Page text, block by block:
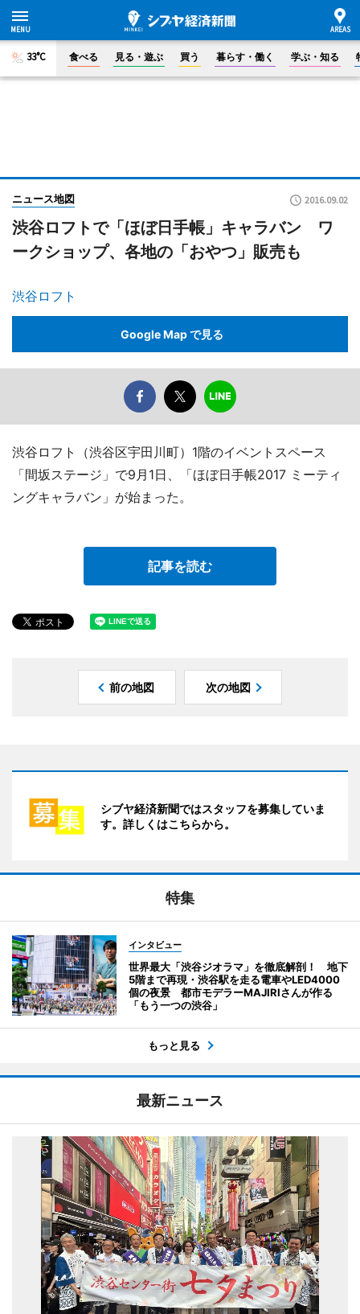
33°C 食べる 見る・遊ぶ 買う 暮らす・働く 学ぶ・知る
ニュース地図 2016.09.02
渋谷ロフトで「ほぼ日手帳」キャラバン ワ
ークショップ、各地の「おやつ」販売も
渋谷ロフト
Google Map で見る
渋谷ロフト（渋谷区宇田川町）1階のイベントスペース
「間坂ステージ」で9月1日、「ほぼ日手帳2017 ミーティ
ングキャラバン」が始まった。
記事を読む
前の地図 次の地図
シブヤ経済新聞ではスタッフを募集していま
す。詳しくはこちらから。
特集
インタビュー
世界最大「渋谷ジオラマ」を徹底解剖！ 地下
5階まで再現・渋谷駅を走る電車やLED4000
個の夜景 都市モデラーMAJIRIさんが作る
「もう一つの渋谷」
もっと見る
最新ニュース